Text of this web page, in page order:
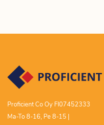
Proficient Co Oy FI07452333
Ma-To 8-16, Pe 8-15 |